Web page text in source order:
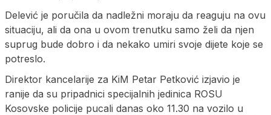
Delević je poručila da nadležni moraju da reaguju na ovu
situaciju, ali da ona u ovom trenutku samo želi da njen
suprug bude dobro i da nekako umiri svoje dijete koje se
potreslo.
Direktor kancelarije za KiM Petar Petković izjavio je
ranije da su pripadnici specijalnih jedinica ROSU
Kosovske policije pucali danas oko 11.30 na vozilo u